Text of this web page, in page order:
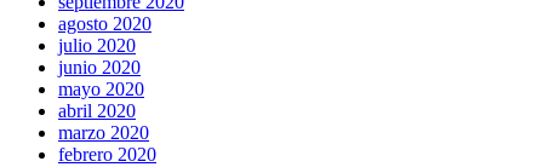
agosto 2020
julio 2020
junio 2020
mayo 2020
abril 2020
marzo 2020
febrero 2020